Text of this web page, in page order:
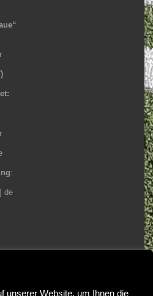
:
de
unserer Website, um Ihnen die